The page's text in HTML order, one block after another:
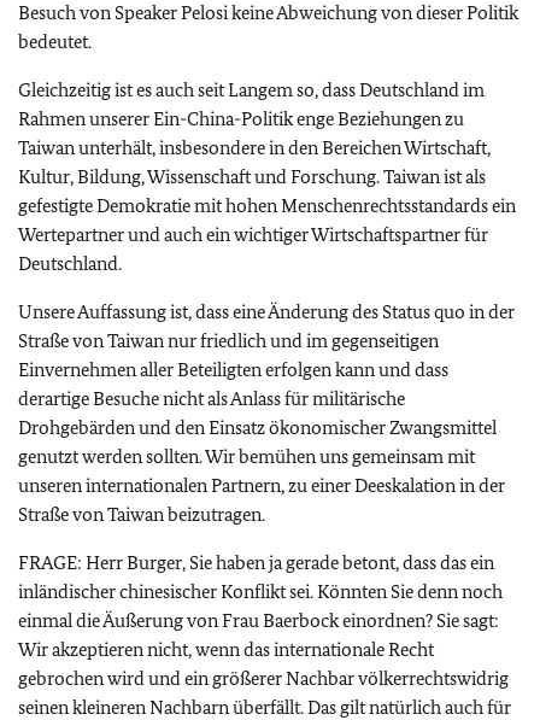
Besuch von Speaker Pelosi keine Abweichung von dieser Politik
bedeutet.
Gleichzeitig ist es auch seit Langem so, dass Deutschland im
Rahmen unserer Ein-China-Politik enge Beziehungen zu
Taiwan unterhält, insbesondere in den Bereichen Wirtschaft,
Kultur, Bildung, Wissenschaft und Forschung. Taiwan ist als
gefestigte Demokratie mit hohen Menschenrechtsstandards ein
Wertepartner und auch ein wichtiger Wirtschaftspartner für
Deutschland.
Unsere Auffassung ist, dass eine Änderung des Status quo in der
Straße von Taiwan nur friedlich und im gegenseitigen
Einvernehmen aller Beteiligten erfolgen kann und dass
derartige Besuche nicht als Anlass für militärische
Drohgebärden und den Einsatz ökonomischer Zwangsmittel
genutzt werden sollten. Wir bemühen uns gemeinsam mit
unseren internationalen Partnern, zu einer Deeskalation in der
Straße von Taiwan beizutragen.
FRAGE: Herr Burger, Sie haben ja gerade betont, dass das ein
inländischer chinesischer Konflikt sei. Könnten Sie denn noch
einmal die Äußerung von Frau Baerbock einordnen? Sie sagt:
Wir akzeptieren nicht, wenn das internationale Recht
gebrochen wird und ein größerer Nachbar völkerrechtswidrig
seinen kleineren Nachbarn überfällt. Das gilt natürlich auch für